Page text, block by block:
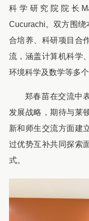
科学研究院院长
Cucurachi。双方围绕
合培养、科研项目合
流，涵盖计算机科学
环境科学及数学等多个
郑春苗在交流中
发展战略，期待与莱
新和师生交流方面建
过优势互补共同探索
式。